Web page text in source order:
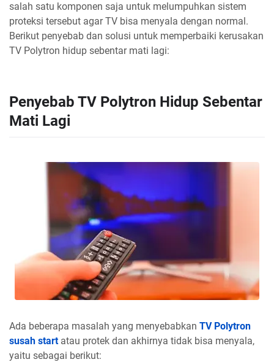
salah satu komponen saja untuk melumpuhkan sistem
proteksi tersebut agar TV bisa menyala dengan normal.
Berikut penyebab dan solusi untuk memperbaiki kerusakan
TV Polytron hidup sebentar mati lagi:
Penyebab TV Polytron Hidup Sebentar
Mati Lagi
Ada beberapa masalah yang menyebabkan TV Polytron
susah startatau protek dan akhirnya tidak bisa menyala,
yaitu sebagai berikut: